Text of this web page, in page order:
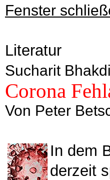
Fenster
Literatur
Sucharit
Corona
Von Peter
In dem
derzeit